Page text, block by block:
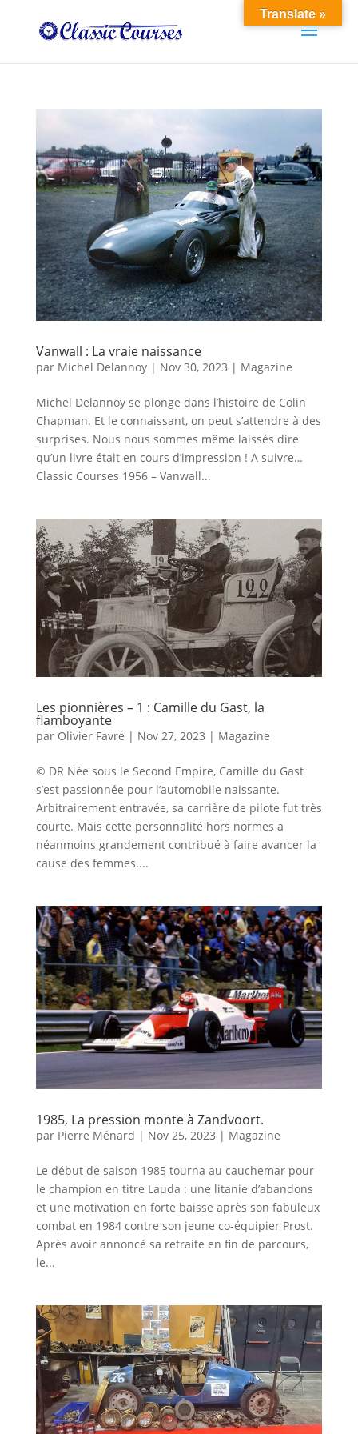
Vanwall : La vraie naissance
par Michel Delannoy| Nov 30, 2023 | Magazine
Michel Delannoy se plonge dans l’histoire de Colin
Chapman. Et le connaissant, on peut s’attendre à des
surprises. Nous nous sommes même laissés dire
qu’un livre était en cours d’impression ! A suivre…
Classic Courses 1956 – Vanwall...
Les pionnières – 1 : Camille du Gast, la
flamboyante
par Olivier Favre | Nov 27, 2023 | Magazine
© DR Née sous le Second Empire, Camille du Gast
s’est passionnée pour l’automobile naissante.
Arbitrairement entravée, sa carrière de pilote fut très
courte. Mais cette personnalité hors normes a
néanmoins grandement contribué à faire avancer la
cause des femmes....
1985, La pression monte à Zandvoort.
par Pierre Ménard | Nov 25, 2023 | Magazine
Le début de saison 1985 tourna au cauchemar pour
le champion en titre Lauda : une litanie d’abandons
et une motivation en forte baisse après son fabuleux
combat en 1984 contre son jeune co-équipier Prost.
Après avoir annoncé sa retraite en fin de parcours,
le...
Translate »